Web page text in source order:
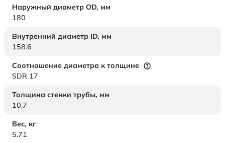
Наружный диаметр OD, мм
180
Внутренний диаметр ID, мм
158.6
Соотношение диаметра к толщине
SDR 17
Толщина стенки трубы, мм
10.7
Вес, кг
5.71